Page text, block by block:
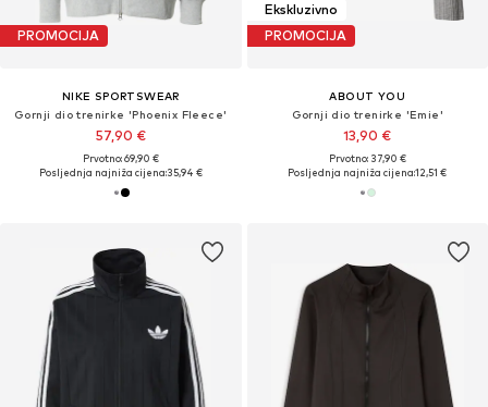
PROMOCIJA
NIKE SPORTSWEAR
Gornji dio trenirke 'Phoenix Fleece'
57,90 €
Prvotno: 69,90 €
Posljednja najniža cijena:35,94 €
Ekskluzivno
PROMOCIJA
ABOUT YOU
Gornji dio trenirke 'Emie'
13,90 €
Prvotno: 37,90 €
Posljednja najniža cijena:12,51 €